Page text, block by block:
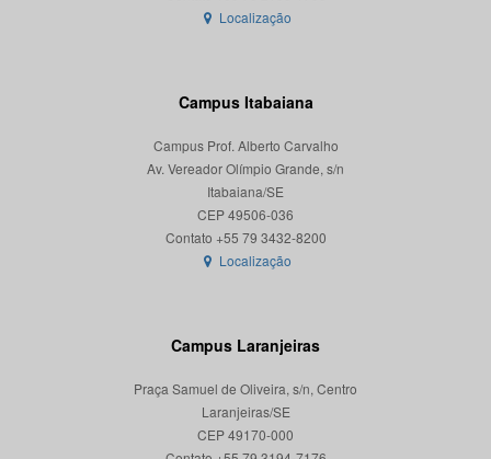
Localização
Campus Itabaiana
Campus Prof. Alberto Carvalho
Av. Vereador Olímpio Grande, s/n
Itabaiana/SE
CEP 49506-036
Localização
Campus Laranjeiras
Praça Samuel de Oliveira, s/n, Centro
Laranjeiras/SE
CEP 49170-000